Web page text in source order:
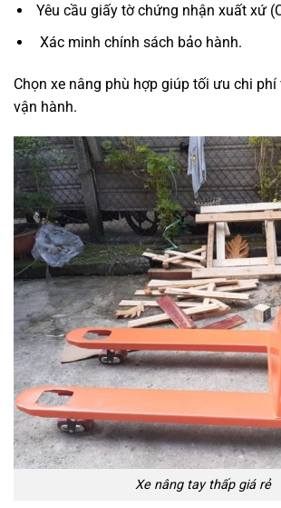
Yêu cầu giấy tờ chứng nhận xuất xứ
Xác minh chính sách bảo hành.
Chọn xe nâng phù hợp giúp tối ưu chi
vận hành.
Xe nâng tay thấp giá rẻ